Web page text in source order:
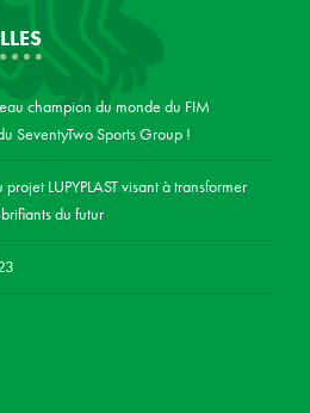
champion du monde du FIM
SeventyTwo Sports Group !
LUPYPLAST visant à transformer
du futur